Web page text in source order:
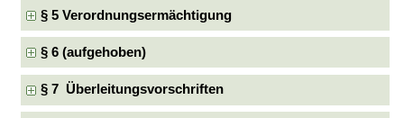
§ 5 Verordnungsermächtigung
§ 6 (aufgehoben)
§ 7 Überleitungsvorschriften